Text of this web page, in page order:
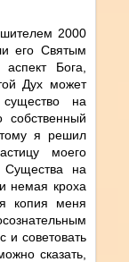
2000
его Святым
Бога,
Дух может
на
собственный
я решил
моего
на
немая кроха
копия меня
и советовать
сказать,